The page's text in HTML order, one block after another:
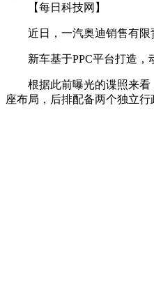
【每日科技网】
近日，一汽奥迪销售有限
新车基于PPC平台打造，动
根据此前曝光的谍照来看，
座布局，后排配备两个独立行